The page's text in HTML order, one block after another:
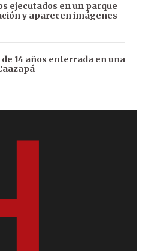
ejecutados en un parque
y aparecen imágenes
14 años enterrada en una